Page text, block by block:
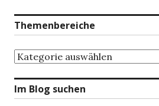
Themenbereiche
Themenbereiche
Im Blog suchen